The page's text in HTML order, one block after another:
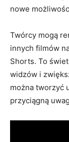
nowe
Twórcy mogą
innych filmów
Shorts. To
widzów i
można tworzyć
przyciągną